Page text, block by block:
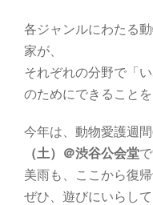
各ジャンルにわたる
家が、
それぞれの分野で「
のためにできること
今年は、動物愛護週
（土）＠渋谷公会堂で
美雨も、ここから復帰
ぜひ、遊びにいらして